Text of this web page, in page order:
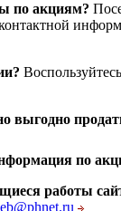
по акциям?
Воспользуйтесь
выгодно
по
работы